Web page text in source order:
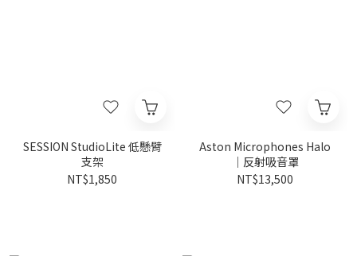
SESSION StudioLite 低懸臂
支架
NT$1,850
Aston Microphones Halo
｜反射吸音罩
NT$13,500